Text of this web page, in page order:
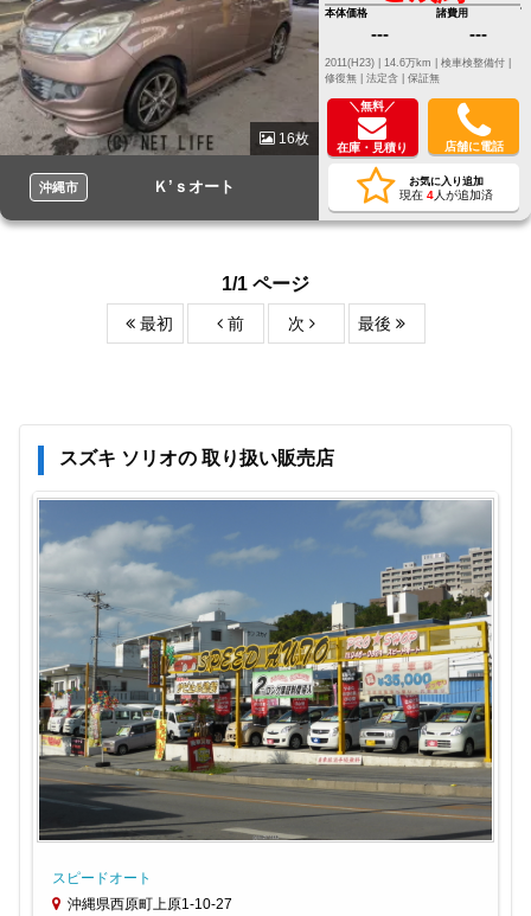
16枚
沖縄市 Ｋ’ｓオート
本体価格
---
諸費用
---
修復無 | 法定含 | 保証無
＼無料／
在庫・見積り 店舗に電話
お気に入り追加
現在 4人が追加済
1/1 ページ
最初 前 次 最後
スズキ ソリオの 取り扱い販売店
スピードオート
沖縄県西原町上原1-10-27